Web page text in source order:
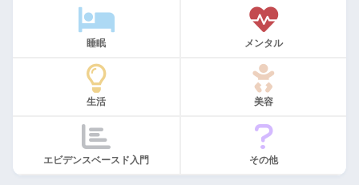
睡眠 メンタル
生活 美容
エビデンスベースド入門 その他